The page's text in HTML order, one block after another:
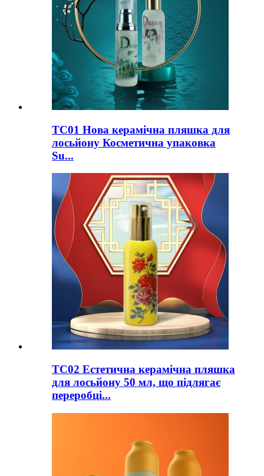
TC01 Нова керамічна пляшка для
лосьйону Косметична упаковка
Su...
TC02 Естетична керамічна пляшка
для лосьйону 50 мл, що підлягає
переробці...